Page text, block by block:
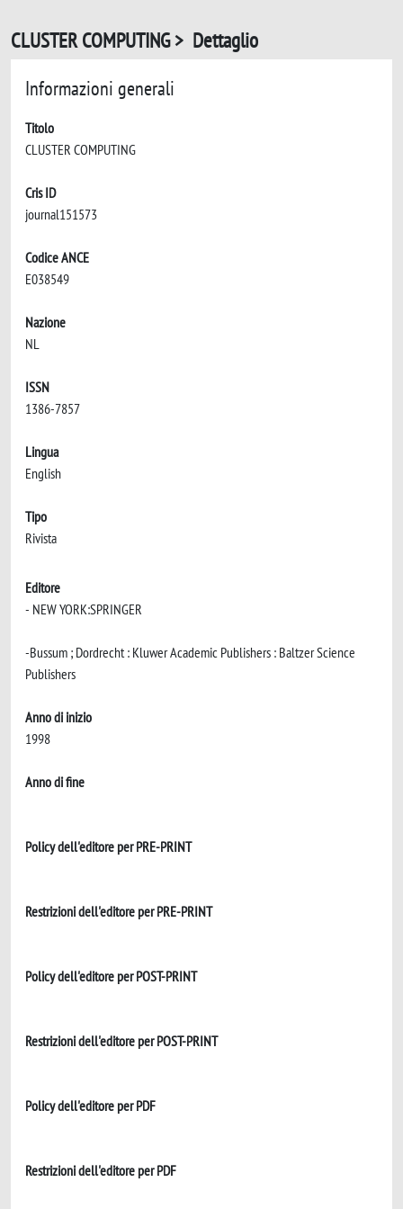
CLUSTER COMPUTING > Dettaglio
Informazioni generali
Titolo
Cris ID
Codice ANCE
Nazione
ISSN
Lingua
Tipo
Rivista
Editore
- NEW YORK:SPRINGER
-Bussum ; Dordrecht : Kluwer Academic Publishers : Baltzer Science
Anno di inizio
Anno di fine
Policy dell'editore per PRE-PRINT
Restrizioni dell'editore per PRE-PRINT
Policy dell'editore per POST-PRINT
Restrizioni dell'editore per POST-PRINT
Policy dell'editore per PDF
Restrizioni dell'editore per PDF